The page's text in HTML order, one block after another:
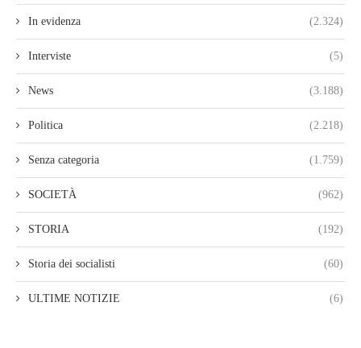
In evidenza (2.324)
Interviste (5)
News (3.188)
Politica (2.218)
Senza categoria (1.759)
SOCIETÀ (962)
STORIA (192)
Storia dei socialisti (60)
ULTIME NOTIZIE (6)